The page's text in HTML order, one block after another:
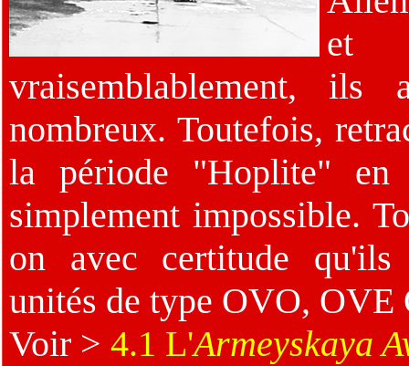
vraisemblablement, ils
nombreux. Toutefois,
la période "Hoplite"
simplement impossible.
on avec certitude qu'ils
unités de type OVO, OVE
Voir > 4.1 L'Armeyskaya